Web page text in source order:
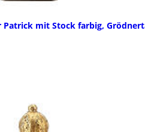
Patrick mit Stock farbig,